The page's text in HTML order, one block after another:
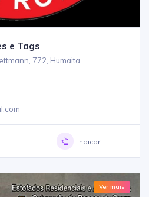
e Tags
772, Humaita
Indicar
Ver mais